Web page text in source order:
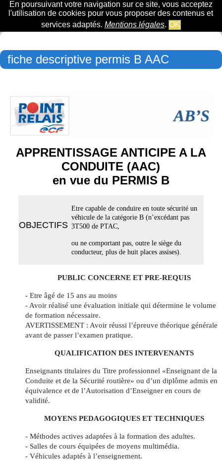
En poursuivant votre navigation sur ce site, vous acceptez
l'utilisation de cookies pour vous proposer des contenus et
services adaptés. Mentions légales. OK
fiche descriptive permis B AAC
APPRENTISSAGE ANTICIPE A LA
CONDUITE (AAC)
en vue du PERMIS B
OBJECTIFS
Etre capable de conduire en toute sécurité un
véhicule de la catégorie B (n’excédant pas
3T500 de PTAC,
ou ne comportant pas, outre le siège du
conducteur, plus de huit places assises).
PUBLIC CONCERNE ET PRE-REQUIS
- Etre âgé de 15 ans au moins
- Avoir réalisé une évaluation initiale qui détermine le volume
de formation nécessaire.
AVERTISSEMENT : Avoir réussi l’épreuve théorique générale
avant de passer l’examen pratique.
QUALIFICATION DES INTERVENANTS
Enseignants titulaires du Titre professionnel «Enseignant de la
Conduite et de la Sécurité routière» ou d’un diplôme admis en
équivalence et de l’Autorisation d’Enseigner en cours de
validité.
MOYENS PEDAGOGIQUES ET TECHNIQUES
- Méthodes actives adaptées à la formation des adultes.
- Salles de cours équipées de moyens multimédia.
- Véhicules adaptés à l’enseignement.